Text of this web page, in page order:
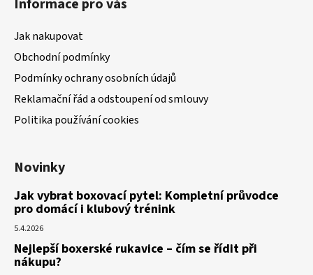
Informace pro vás
Jak nakupovat
Obchodní podmínky
Podmínky ochrany osobních údajů
Reklamační řád a odstoupení od smlouvy
Politika používání cookies
Novinky
Jak vybrat boxovací pytel: Kompletní průvodce
pro domácí i klubový trénink
5.4.2026
Nejlepší boxerské rukavice – čím se řídit při
nákupu?